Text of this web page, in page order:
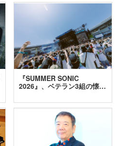
『SUMMER SONIC
2026』、ベテラン3組の懐…